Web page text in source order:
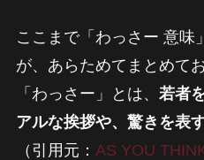
ここまで「わっさー 意味
が、あらためてまとめて
「わっさー」とは、 若者
アルな挨拶や、驚きを表
（引用元： AS YOU